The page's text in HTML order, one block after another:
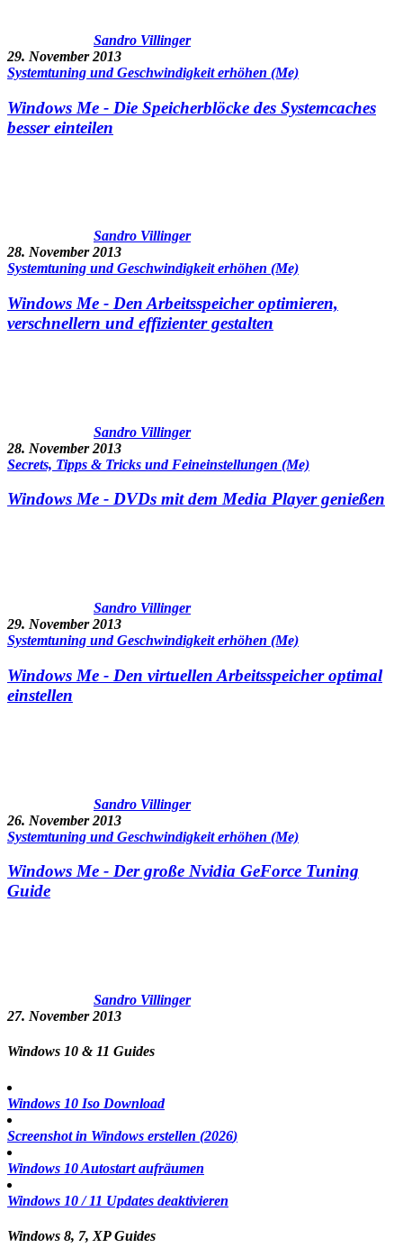
Sandro Villinger
29. November 2013
Systemtuning und Geschwindigkeit erhöhen (Me)
Windows Me - Die Speicherblöcke des Systemcaches
besser einteilen
Sandro Villinger
28. November 2013
Systemtuning und Geschwindigkeit erhöhen (Me)
Windows Me - Den Arbeitsspeicher optimieren,
verschnellern und effizienter gestalten
Sandro Villinger
28. November 2013
Secrets, Tipps & Tricks und Feineinstellungen (Me)
Windows Me - DVDs mit dem Media Player genießen
Sandro Villinger
29. November 2013
Systemtuning und Geschwindigkeit erhöhen (Me)
Windows Me - Den virtuellen Arbeitsspeicher optimal
einstellen
Sandro Villinger
26. November 2013
Systemtuning und Geschwindigkeit erhöhen (Me)
Windows Me - Der große Nvidia GeForce Tuning
Guide
Sandro Villinger
27. November 2013
Windows 10 & 11 Guides
Windows 10 Iso Download
Screenshot in Windows erstellen (2026)
Windows 10 Autostart aufräumen
Windows 10 / 11 Updates deaktivieren
Windows 8, 7, XP Guides